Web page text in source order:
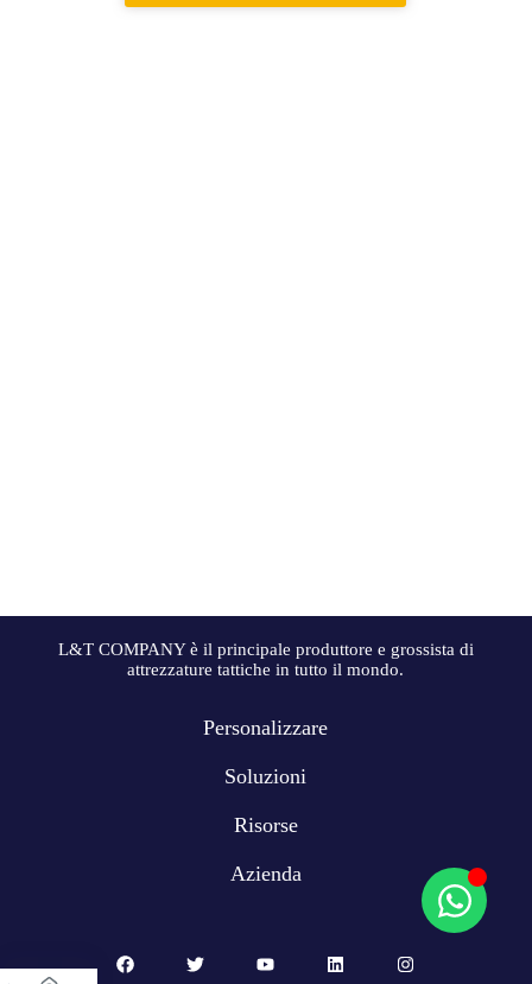
L&T COMPANY è il principale produttore e grossista di
attrezzature tattiche in tutto il mondo.
Personalizzare
Soluzioni
Risorse
Azienda